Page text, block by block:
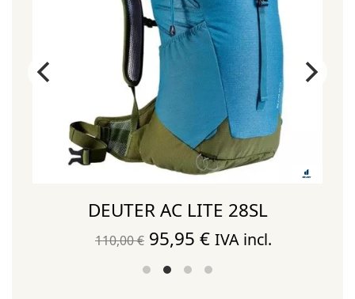
DEUTER AC LITE 28SL
110,00€ El
precio
95,95 €El
precio
IVA incl.